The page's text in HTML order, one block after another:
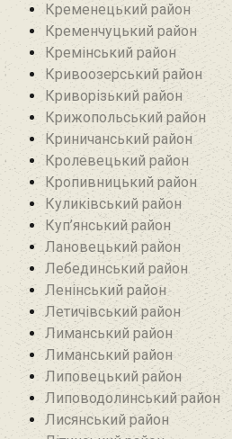
Кременецький район
Кременчуцький район
Кремінський район‎
Кривоозерський район‎
Криворізький район
Крижопольський район
Криничанський район
Кролевецький район‎
Кропивницький район
Куликівський район
Куп’янський район
Лановецький район
Лебединський район
Ленінський район
Летичівський район
Лиманський район
Лиманський район
Липовецький район
Липоводолинський район
Лисянський район